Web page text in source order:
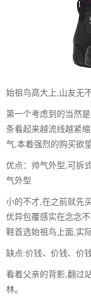
始祖鸟高大上,山友无
第一个考虑到的当然
条看起来越流线越紧
气,本着强烈的购买欲
优点：帅气外型,可拆
气外型
小的不才,在之前就先
优异包覆感实在念念
鞋首选始祖鸟上面,实
缺点:价钱、价钱、价
看着父亲的背影,翻过
林。